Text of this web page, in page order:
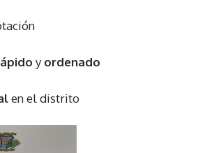
y ordenado
en el distrito